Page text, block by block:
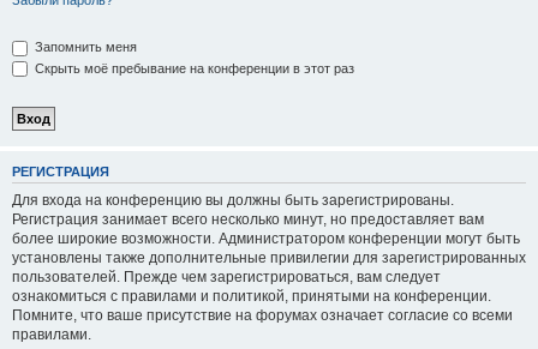
Запомнить меня
Скрыть моё пребывание на конференции в этот раз
РЕГИСТРАЦИЯ
Для входа на конференцию вы должны быть зарегистрированы.
Регистрация занимает всего несколько минут, но предоставляет вам
более широкие возможности. Администратором конференции могут быть
установлены также дополнительные привилегии для зарегистрированных
пользователей. Прежде чем зарегистрироваться, вам следует
ознакомиться с правилами и политикой, принятыми на конференции.
Помните, что ваше присутствие на форумах означает согласие со всеми
правилами.